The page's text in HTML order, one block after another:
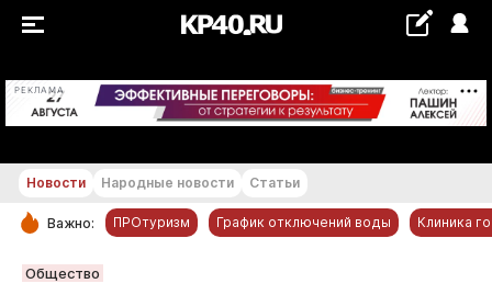
РЕКЛАМА +21...+22 °С
РУБРИКИ
Новости Народные новости Статьи
Важно: ПРОтуризм График отключений воды Клиника
Общество